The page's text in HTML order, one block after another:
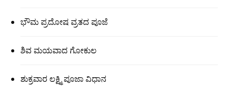
ಭೌಮ ಪ್ರದೋಷ ವ್ರತದ ಪೂಜೆ
ಶಿವ ಮಯವಾದ ಗೋಕುಲ
ಶುಕ್ರವಾರ ಲಕ್ಷ್ಮಿ ಪೂಜಾ ವಿಧಾನ